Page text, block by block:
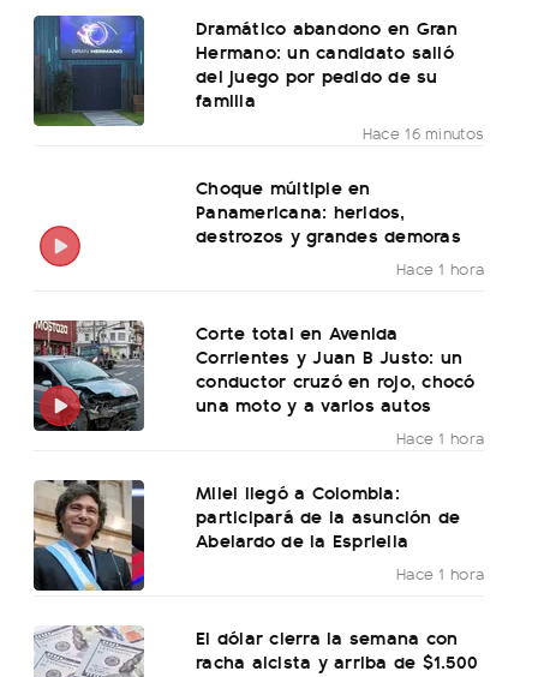
Dramático abandono en Gran
Hermano: un candidato salió
del juego por pedido de su
familia
Hace 16 minutos
Choque múltiple en
Panamericana: heridos,
destrozos y grandes demoras
Hace 1 hora
Corte total en Avenida
Corrientes y Juan B Justo: un
conductor cruzó en rojo, chocó
una moto y a varios autos
Hace 1 hora
Milei llegó a Colombia:
participará de la asunción de
Abelardo de la Espriella
Hace 1 hora
El dólar cierra la semana con
racha alcista y arriba de $1.500